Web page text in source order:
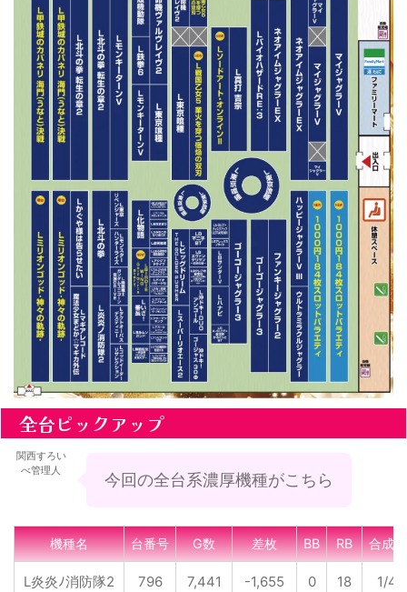
全台ピックアップ
関西すろい
べ管理人
今回の全台系濃厚機種がこちら
機種名 台番号 G数 差枚 BB RB 合成
L炎炎ﾉ消防隊2 796 7,441 -1,655 0 18 1/